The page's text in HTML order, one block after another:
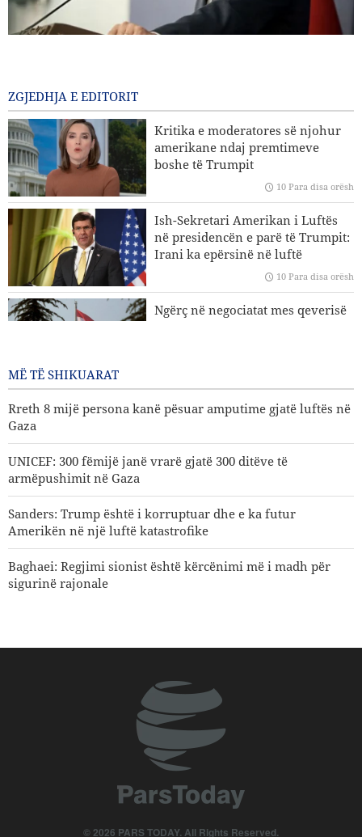
Rreth 8 mijë persona kanë pësuar amputime gjatë luftës në
Gaza
Analizë | Shitje masive e raketave Patriot vendeve arabe të
Gjirit Persik
Wall Street Journal: Lufta me Iranin ka ekspozuar dobësitë
e ushtrisë amerikane
Çmimi i naftës drejt rritjes
ZGJEDHJA E EDITORIT
Kritika e moderatores së njohur
amerikane ndaj premtimeve
boshe të Trumpit
10 Para disa orësh
Ish-Sekretari Amerikan i Luftës
në presidencën e parë të Trumpit:
Irani ka epërsinë në luftë
10 Para disa orësh
Ngërç në negociatat mes qeverisë
MË TË SHIKUARAT
Rreth 8 mijë persona kanë pësuar amputime gjatë luftës në
Gaza
UNICEF: 300 fëmijë janë vrarë gjatë 300 ditëve të
armëpushimit në Gaza
Sanders: Trump është i korruptuar dhe e ka futur
Amerikën në një luftë katastrofike
Baghaei: Regjimi sionist është kërcënimi më i madh për
sigurinë rajonale
Trumpit: Irani ka epërsinë në luftë
Araghchi u drejtohet fqinjëve: Ka ardhur koha të
mbështetemi te vetja dhe të ndërtojmë vëllazëri të vërtetë
e ushtrisë amerikane
Çmimi i naftës drejt rritjes
© 2026 PARS TODAY. All Rights Reserved.